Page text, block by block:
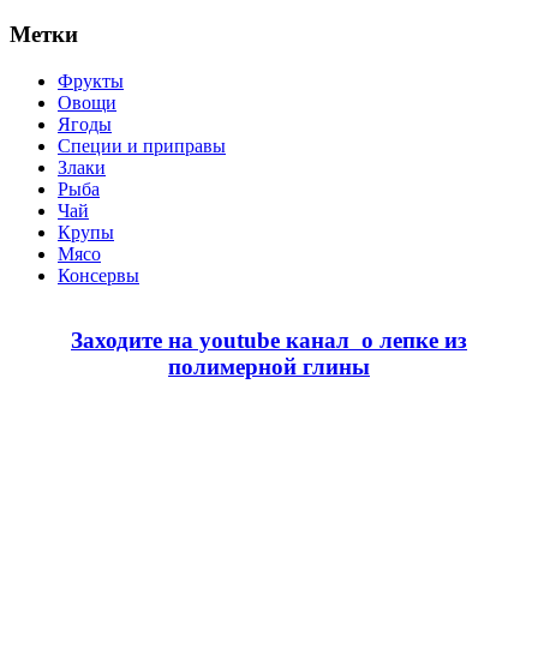
Метки
Фрукты
Овощи
Ягоды
Специи и приправы
Злаки
Рыба
Чай
Крупы
Мясо
Консервы
Заходите на youtube канал о лепке из
полимерной глины